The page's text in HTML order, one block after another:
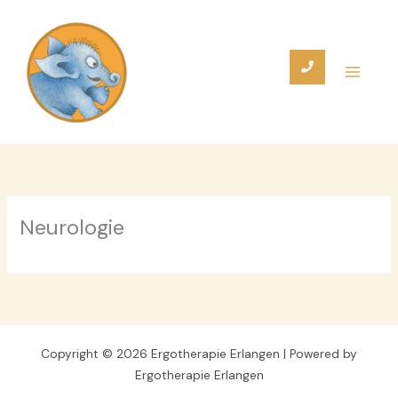
springen
Neurologie
Copyright © 2026 Ergotherapie Erlangen | Powered by
Ergotherapie Erlangen